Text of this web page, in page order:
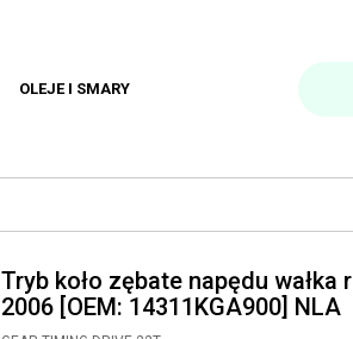
OLEJE I SMARY
Tryb koło zębate napędu
2006 [OEM: 14311KGA900] NLA